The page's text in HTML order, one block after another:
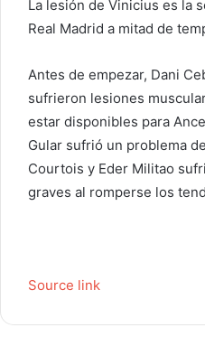
La lesión de Vinicius es la
Real Madrid a mitad de
Antes de empezar, Dani
sufrieron lesiones
estar disponibles para
Gular sufrió un problema
Courtois y Eder Militao
graves al romperse los
Source link